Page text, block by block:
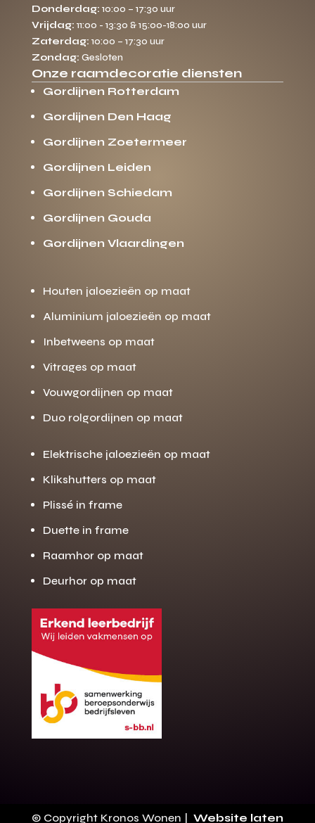
Gratis offerte
op maat?
Binnen 24 uur jouw gratis offerte
10 jaar garantie op de montage
Donderdag: 10:00 – 17:30 uur
Vrijdag: 11:00 - 13:30 & 15:00-18:00 uur
Zaterdag: 10:00 – 17:30 uur
Zondag: Gesloten
Onze raamdecoratie diensten
Gordijnen Rotterdam
Gordijnen Den Haag
Gordijnen Zoetermeer
Gordijnen Leiden
Gordijnen Schiedam
Gordijnen Gouda
Gordijnen Vlaardingen
Houten jaloezieën op maat
Aluminium jaloezieën op maat
Inbetweens op maat
Vitrages op maat
Vouwgordijnen op maat
Duo rolgordijnen op maat
Elektrische jaloezieën op maat
Klikshutters op maat
Plissé in frame
Duette in frame
Raamhor op maat
Deurhor op maat
© Copyright Kronos Wonen | Website laten